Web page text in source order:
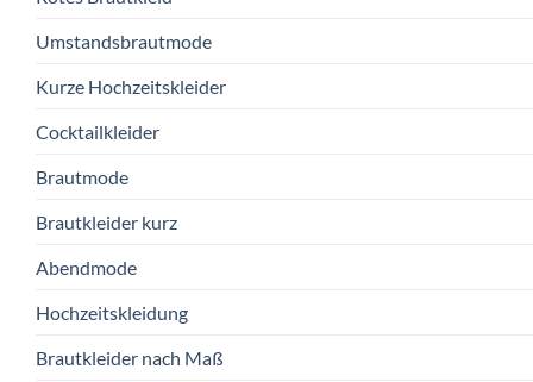
Umstandsbrautmode
Kurze Hochzeitskleider
Cocktailkleider
Brautmode
Brautkleider kurz
Abendmode
Hochzeitskleidung
Brautkleider nach Maß